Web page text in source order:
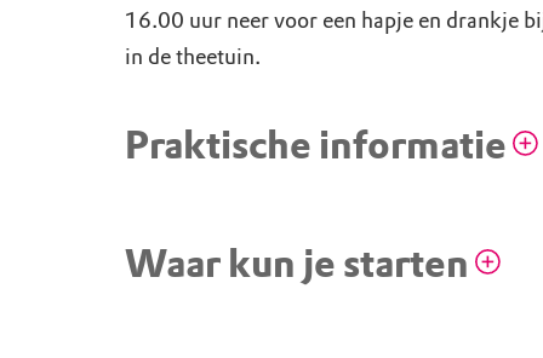
16.00 uur neer voor een hapje en drankje
in de theetuin.
Praktische informatie
De route is goed begaanbaar met een
loopt volledig over een verhard pad.
Waar kun je starten